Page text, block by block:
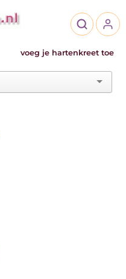
voeg je hartenkreet toe